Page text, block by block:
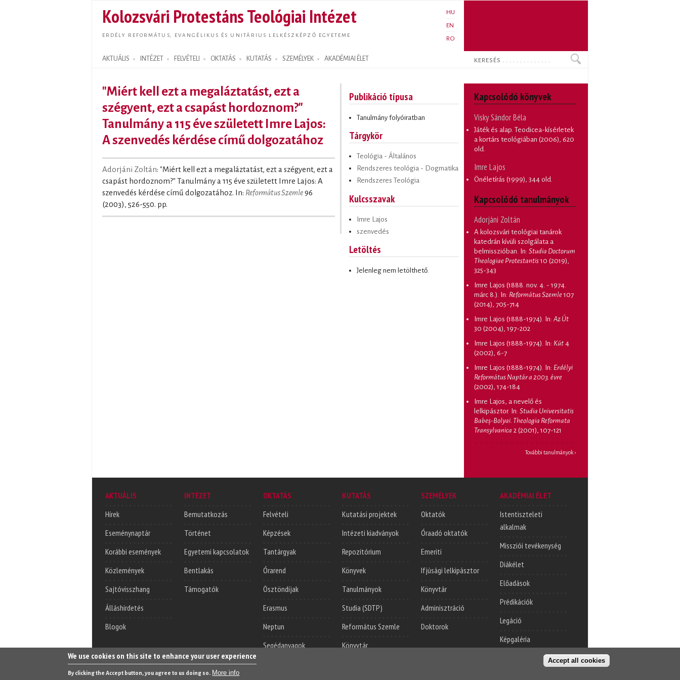
tartalomra
Kolozsvári Protestáns Teológiai Intézet
ERDÉLY REFORMÁTUS, EVANGÉLIKUS ÉS UNITÁRIUS LELKÉSZKÉPZŐ EGYETEME
HU
EN
RO
AKTUÁLIS INTÉZET FELVÉTELI OKTATÁS KUTATÁS SZEMÉLYEK AKADÉMIAI ÉLET
Search form
Keresés
"Miért kell ezt a megaláztatást, ezt a
szégyent, ezt a csapást hordoznom?"
Tanulmány a 115 éve született Imre Lajos:
A szenvedés kérdése című dolgozatához
Adorjáni Zoltán: "Miért kell ezt a megaláztatást, ezt a szégyent, ezt a
csapást hordoznom?" Tanulmány a 115 éve született Imre Lajos: A
szenvedés kérdése című dolgozatához. In: Református Szemle96
(2003), 526-550. pp.
Publikáció típusa
Tanulmány folyóiratban
Tárgykör
Teológia - Általános
Rendszeres teológia - Dogmatika
Rendszeres Teológia
Kulcsszavak
Imre Lajos
szenvedés
Letöltés
Jelenleg nem letölthető.
Kapcsolódó könyvek
Visky Sándor Béla
Játék és alap. Teodicea-kísérletek
a kortárs teológiában (2006), 620
old.
Imre Lajos
Önéletírás (1999), 344 old.
Kapcsolódó tanulmányok
Adorjáni Zoltán
A kolozsvári teológiai tanárok
katedrán kívüli szolgálata a
belmisszióban. In: Studia Doctorum
Theologiae Protestantis10 (2019),
325-343
Imre Lajos (1888. nov. 4. - 1974.
márc 8.). In: Református Szemle107
(2014), 705-714
Imre Lajos (1888-1974). In: Az Út
30 (2004), 197-202
Imre Lajos (1888-1974). In: Kút 4
(2002), 6-7
Imre Lajos (1888-1974). In: Erdélyi
Református Naptár a 2003. évre
(2002), 174-184
Imre Lajos, a nevelő és
lelkipásztor. In: Studia Universitatis
Babeș-Bolyai. Theologia Reformata
Transylvanica 2 (2001), 107-121
További tanulmányok ›
AKTUÁLIS
Hírek
Eseménynaptár
Korábbi események
Közlemények
Sajtóvisszhang
Álláshirdetés
Blogok
INTÉZET
Bemutatkozás
Történet
Egyetemi kapcsolatok
Bentlakás
Támogatók
OKTATÁS
Felvételi
Képzések
Tantárgyak
Órarend
Ösztöndíjak
Erasmus
Neptun
Segédanyagok
KUTATÁS
Kutatási projektek
Intézeti kiadványok
Repozitórium
Könyvek
Tanulmányok
Studia (SDTP)
Református Szemle
Könyvtár
SZEMÉLYEK
Oktatók
Óraadó oktatók
Emeriti
Ifjúsági lelkipásztor
Könyvtár
Adminisztráció
Doktorok
AKADÉMIAI ÉLET
Istentiszteleti
alkalmak
Missziói tevékenység
Diákélet
Előadások
Prédikációk
Legáció
Képgaléria
We use cookies on this site to enhance your user experience
By clicking the Accept button, you agree to us doing so. More info
Accept all cookies